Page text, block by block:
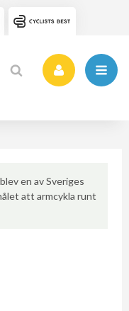
en av Sveriges
att armcykla runt